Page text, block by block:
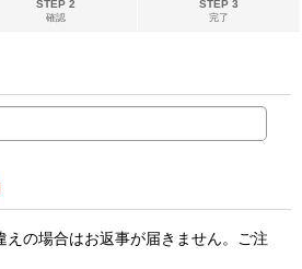
STEP 2
確認
STEP 3
完了
えの場合はお返事が届きません。ご注